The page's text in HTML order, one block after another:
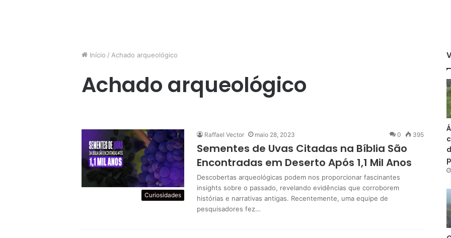
Início / Achado arqueológico
Achado arqueológico
Curiosidades
Raffael Vector maio 28, 2023 0 395
Sementes de Uvas Citadas na Bíblia São
Encontradas em Deserto Após 1,1 Mil Anos
Descobertas arqueológicas podem nos proporcionar fascinantes
insights sobre o passado, revelando evidências que corroborem
histórias e narrativas antigas. Recentemente, uma equipe de
pesquisadores fez…